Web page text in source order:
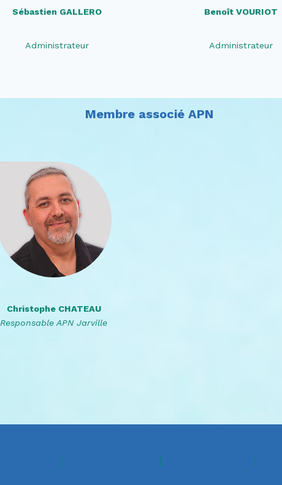
Sébastien GALLERO
Administrateur
Benoît VOURIOT
Administrateur
Membre associé APN
Christophe CHATEAU
Responsable APN Jarville